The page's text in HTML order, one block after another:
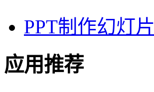
PPT制作幻灯片
应用推荐